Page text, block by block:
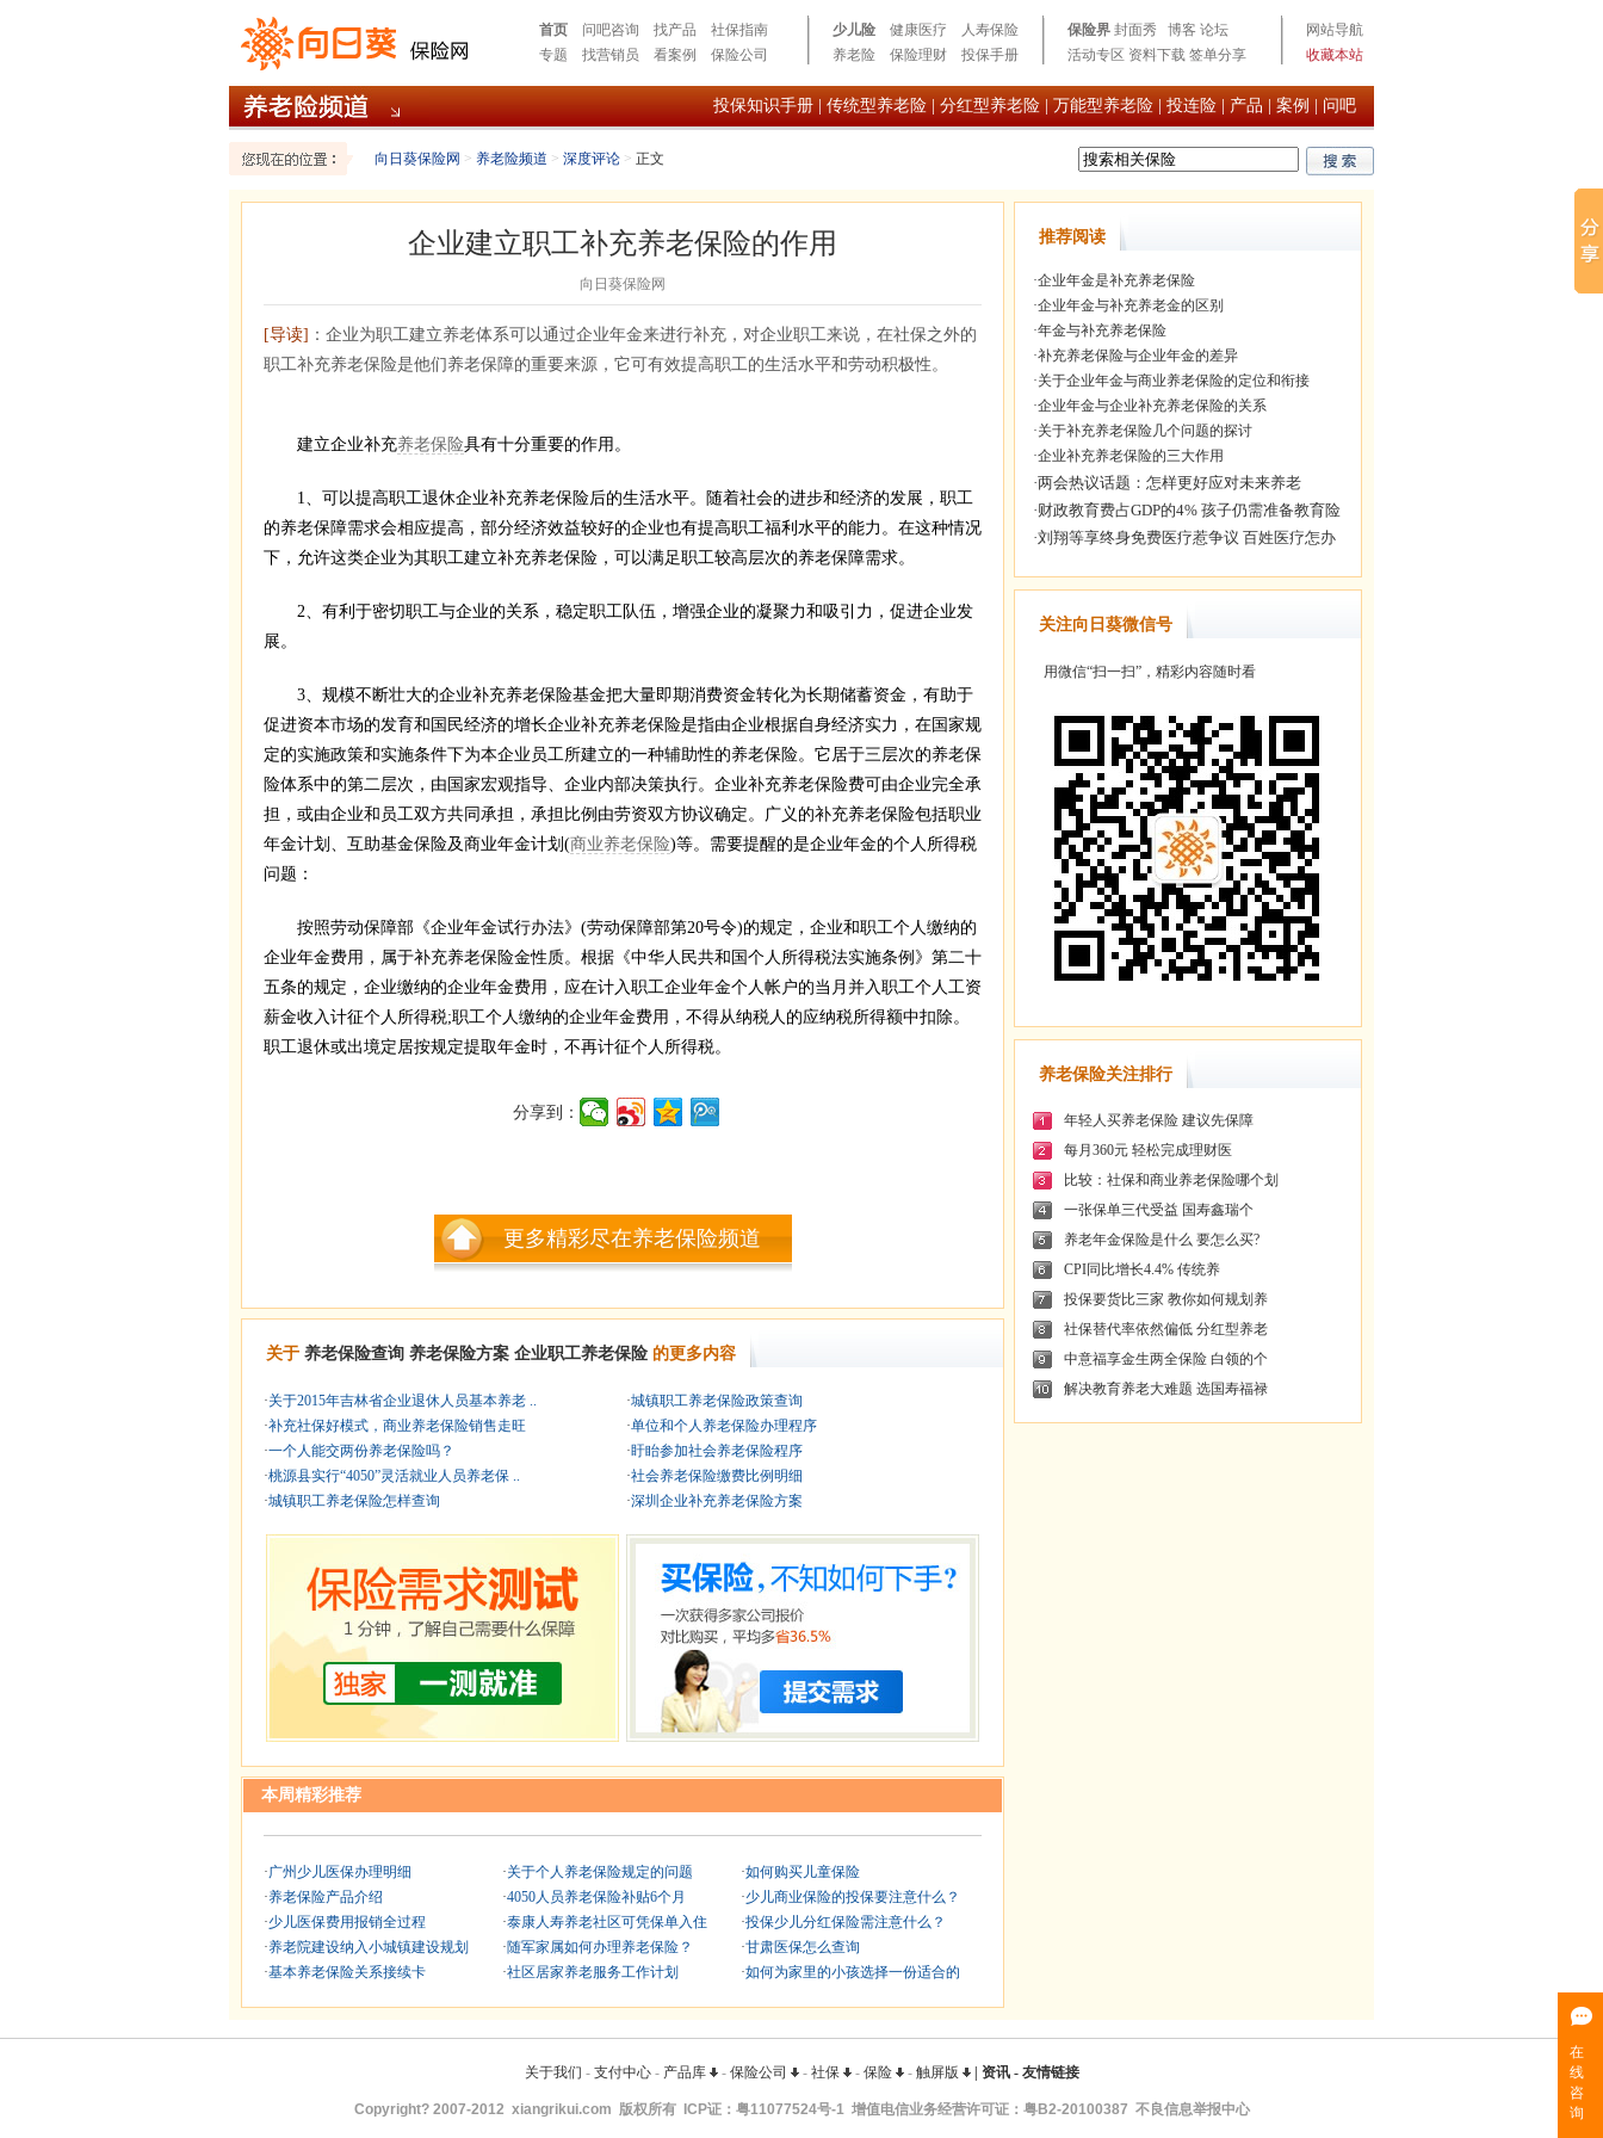
首页 问吧咨询 找产品
社保指南
专题
找营销员 看案例 保险公司
少儿险 健康医疗
人寿保险
养老险
保险理财 投保手册
保险界 封面秀 博客 论坛
活动专区 资料下载 签单分享
网站导航
收藏本站
投保知识手册 传统型养老险 分红型养老险 万能型养老险 投连险 产品 案例 问吧
向日葵保险网 > 养老险频道 > 深度评论 > 正文
企业建立职工补充养老保险的作用
向日葵保险网
[导读] ：企业为职工建立养老体系可以通过企业年金来进行补充，对企业职工来说，在社保之外的
职工补充养老保险是他们养老保障的重要来源，它可有效提高职工的生活水平和劳动积极性。
建立企业补充养老保险具有十分重要的作用。
1、可以提高职工退休企业补充养老保险后的生活水平。随着社会的进步和经济的发展，职工
的养老保障需求会相应提高，部分经济效益较好的企业也有提高职工福利水平的能力。在这种情况
下，允许这类企业为其职工建立补充养老保险，可以满足职工较高层次的养老保障需求。
2、有利于密切职工与企业的关系，稳定职工队伍，增强企业的凝聚力和吸引力，促进企业发
展。
3、规模不断壮大的企业补充养老保险基金把大量即期消费资金转化为长期储蓄资金，有助于
促进资本市场的发育和国民经济的增长企业补充养老保险是指由企业根据自身经济实力，在国家规
定的实施政策和实施条件下为本企业员工所建立的一种辅助性的养老保险。它居于三层次的养老保
险体系中的第二层次，由国家宏观指导、企业内部决策执行。企业补充养老保险费可由企业完全承
担，或由企业和员工双方共同承担，承担比例由劳资双方协议确定。广义的补充养老保险包括职业
年金计划、互助基金保险及商业年金计划(商业养老保险)等。需要提醒的是企业年金的个人所得税
问题：
按照劳动保障部《企业年金试行办法》(劳动保障部第20号令)的规定，企业和职工个人缴纳的
企业年金费用，属于补充养老保险金性质。根据《中华人民共和国个人所得税法实施条例》第二十
五条的规定，企业缴纳的企业年金费用，应在计入职工企业年金个人帐户的当月并入职工个人工资
薪金收入计征个人所得税;职工个人缴纳的企业年金费用，不得从纳税人的应纳税所得额中扣除。
职工退休或出境定居按规定提取年金时，不再计征个人所得税。
分享到：
更多精彩尽在养老保险频道
关于 养老保险查询 养老保险方案 企业职工养老保险 的更多内容
·关于2015年吉林省企业退休人员基本养老 ..
·补充社保好模式，商业养老保险销售走旺
·一个人能交两份养老保险吗？
·桃源县实行“4050”灵活就业人员养老保 ..
·城镇职工养老保险怎样查询
·城镇职工养老保险政策查询
·单位和个人养老保险办理程序
·盱眙参加社会养老保险程序
·社会养老保险缴费比例明细
·深圳企业补充养老保险方案
本周精彩推荐
·广州少儿医保办理明细
·养老保险产品介绍
·少儿医保费用报销全过程
·养老院建设纳入小城镇建设规划
·基本养老保险关系接续卡
·关于个人养老保险规定的问题
·4050人员养老保险补贴6个月
·泰康人寿养老社区可凭保单入住
·随军家属如何办理养老保险？
·社区居家养老服务工作计划
·如何购买儿童保险
·少儿商业保险的投保要注意什么？
·投保少儿分红保险需注意什么？
·甘肃医保怎么查询
·如何为家里的小孩选择一份适合的
推荐阅读
·企业年金是补充养老保险
·企业年金与补充养老金的区别
·年金与补充养老保险
·补充养老保险与企业年金的差异
·关于企业年金与商业养老保险的定位和衔接
·企业年金与企业补充养老保险的关系
·关于补充养老保险几个问题的探讨
·企业补充养老保险的三大作用
关注向日葵微信号
用微信“扫一扫”，精彩内容随时看
养老保险关注排行
年轻人买养老保险 建议先保障
每月360元 轻松完成理财医
比较：社保和商业养老保险哪个划
一张保单三代受益 国寿鑫瑞个
养老年金保险是什么 要怎么买?
CPI同比增长4.4% 传统养
投保要货比三家 教你如何规划养
社保替代率依然偏低 分红型养老
中意福享金生两全保险 白领的个
解决教育养老大难题 选国寿福禄
关于我们 - 支付中心- 产品库 - 保险公司 - 社保 - 保险 - 触屏版 | 资讯- 友情链接
Copyright? 2007-2012 xiangrikui.com 版权所有 ICP证： 粤11077524号-1增值电信业务经营许可证：粤B2-20100387 不良信息举报中心